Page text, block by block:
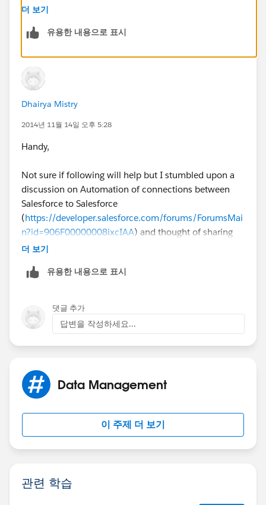
id=business_network_managing_leads.htm&language
sharing:
umsMain?id=906F00000008zaFIAQ
(https://developer.salesforce.com/forums/ForumsMai
n?id=906F00000008zaFIAQ
?id=906F000000091WiIAI
One
more:https://developer.salesforce.com/forums/Foru
msMain?id=906F000000092RKIAY
더 보기
유용한 내용으로 표시
Dhairya Mistry
2014년 11월 14일 오후 5:28
Handy,
Not sure if following will help but I stumbled upon a
discussion on Automation of connections between
Salesforce to Salesforce
(https://developer.salesforce.com/forums/ForumsMai
n?id=906F00000008ixcIAA) and thought of sharing
with you. Hope this may get you started.
더 보기
유용한 내용으로 표시
댓글 추가
답변을 작성하세요...
Data Management
이 주제 더 보기
관련 학습